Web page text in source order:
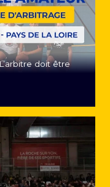
doit être